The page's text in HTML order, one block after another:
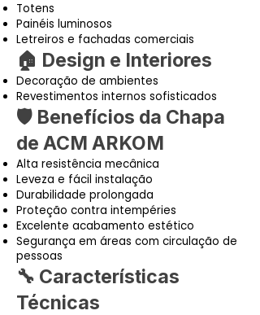
Totens
Painéis luminosos
Letreiros e fachadas comerciais
🏠 Design e Interiores
Decoração de ambientes
Revestimentos internos sofisticados
🛡️ Benefícios da Chapa
de ACM ARKOM
Alta resistência mecânica
Leveza e fácil instalação
Durabilidade prolongada
Proteção contra intempéries
Excelente acabamento estético
Segurança em áreas com circulação de
pessoas
🔧 Características
Técnicas